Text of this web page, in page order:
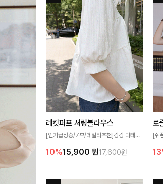
레킷퍼프 셔링블라우스
[인기급상승/7부/데일리추천]캉캉 디테일
성해주는 블라우스 🤍 가볍게 퍼지는 핏으
10%15,900 원17,600원
로
[쉬
분
좋